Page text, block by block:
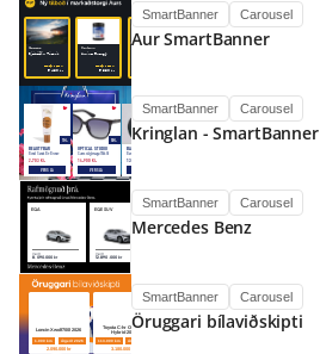
Aur SmartBanner
SmartBanner Carousel
Kringlan - SmartBanner
SmartBanner Carousel
Mercedes Benz
SmartBanner Carousel
Öruggari bílaviðskipti
SmartBanner Carousel